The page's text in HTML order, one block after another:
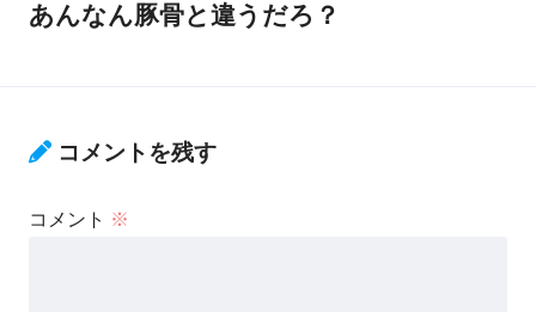
あんなん豚骨と違うだろ？
コメントを残す
コメント ※